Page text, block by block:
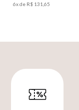
6x de R$ 131,65